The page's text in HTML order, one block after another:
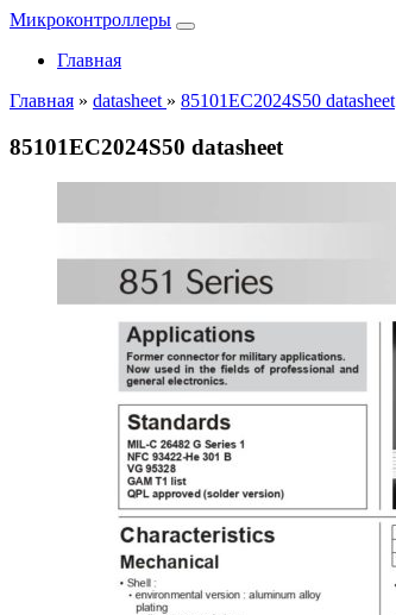
Микроконтроллеры
Главная
Главная » datasheet » 85101EC2024S50 datasheet
85101EC2024S50 datasheet